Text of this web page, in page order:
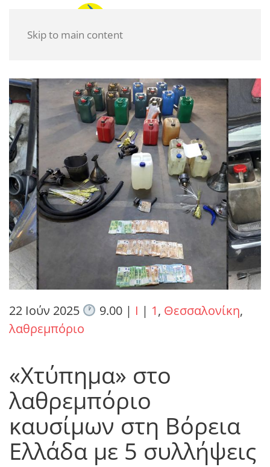
Skip to main content
22 Ιούν 2025 9.00| I | 1, Θεσσαλονίκη,
λαθρεμπόριο
«Χτύπημα» στο
λαθρεμπόριο
καυσίμων στη Βόρεια
Ελλάδα με 5 συλλήψεις